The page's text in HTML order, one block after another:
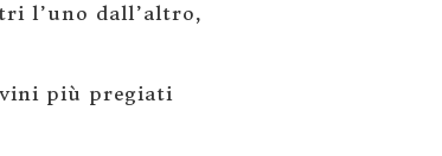
l’uno dall’altro,
più pregiati